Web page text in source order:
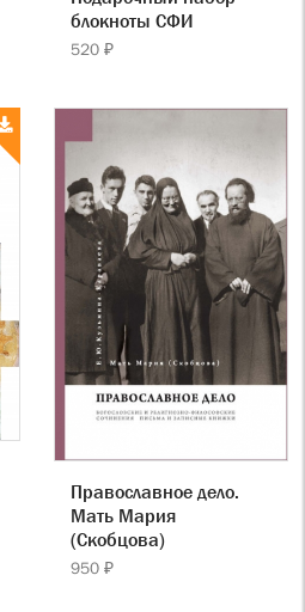
блокноты СФИ
520 ₽
Православное дело.
Мать Мария
(Скобцова)
950 ₽